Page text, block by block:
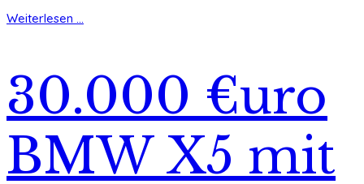
Weiterlesen ...
30.000 €uro
BMW X5 mit